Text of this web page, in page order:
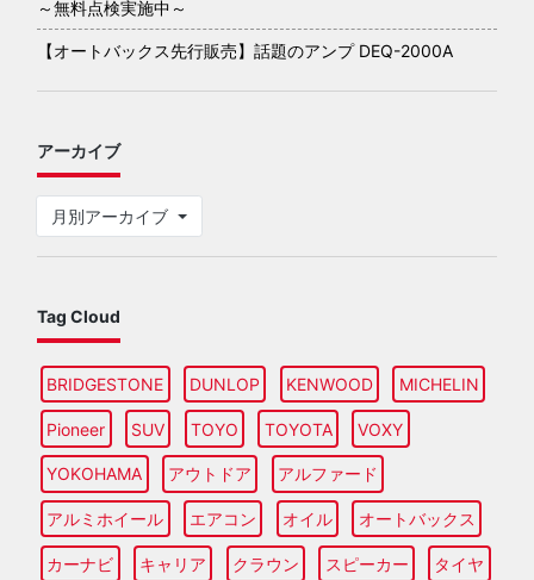
～無料点検実施中～
【オートバックス先行販売】話題のアンプ DEQ-2000A
アーカイブ
月別アーカイブ
Tag Cloud
BRIDGESTONE DUNLOP KENWOOD MICHELIN
Pioneer SUV TOYO TOYOTA VOXY
YOKOHAMA アウトドア アルファード
アルミホイール エアコン オイル オートバックス
カーナビ キャリア クラウン スピーカー タイヤ